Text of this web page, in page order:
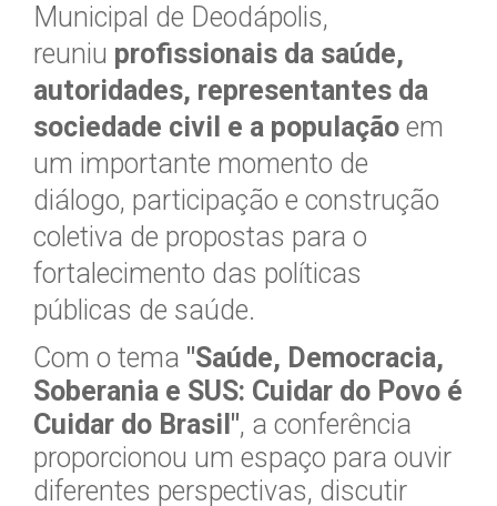
Municipal de Deodápolis,
reuniu profissionais da saúde,
autoridades, representantes da
sociedade civil e a população em
um importante momento de
diálogo, participação e construção
coletiva de propostas para o
fortalecimento das políticas
públicas de saúde.
Com o tema "Saúde, Democracia,
Soberania e SUS: Cuidar do Povo é
Cuidar do Brasil", a conferência
proporcionou um espaço para ouvir
diferentes perspectivas, discutir